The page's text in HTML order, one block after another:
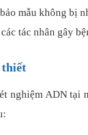
mẫu không bị
tác nhân gây
thiết
nghiệm ADN tại